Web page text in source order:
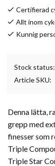
Certifierad
Allt inom
Kunnig
Stock status
Article SKU
Denna lätta,
grepp med
finesser som
Triple
Triple Star